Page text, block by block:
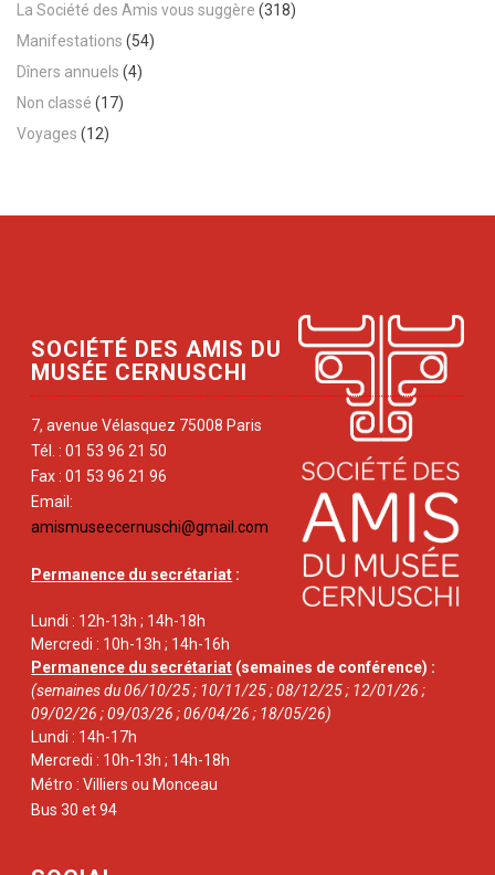
La Société des Amis vous suggère (318)
Manifestations (54)
Dîners annuels (4)
Non classé (17)
Voyages (12)
SOCIÉTÉ DES AMIS DU
MUSÉE CERNUSCHI
7, avenue Vélasquez 75008 Paris
Tél. : 01 53 96 21 50
Fax : 01 53 96 21 96
Email:
amismuseecernuschi@gmail.com
Permanence du secrétariat :
Lundi : 12h-13h ; 14h-18h
Mercredi : 10h-13h ; 14h-16h
Permanence du secrétariat (semaines de conférence) :
(semaines du 06/10/25 ; 10/11/25 ; 08/12/25 ; 12/01/26 ;
09/02/26 ; 09/03/26 ; 06/04/26 ; 18/05/26)
Lundi : 14h-17h
Mercredi : 10h-13h ; 14h-18h
Métro : Villiers ou Monceau
Bus 30 et 94